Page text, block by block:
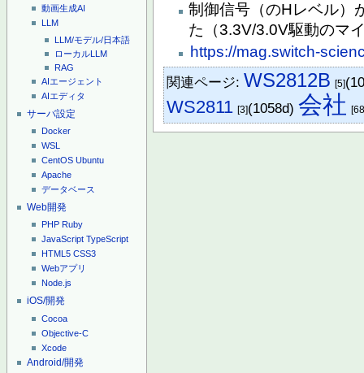
動画生成AI
LLM
LLM/モデル/日本語
ローカルLLM
RAG
AIエージェント
AIエディタ
サーバ設定
Docker
WSL
CentOS Ubuntu
Apache
データベース
Web開発
PHP Ruby
JavaScript TypeScript
HTML5 CSS3
Webアプリ
Node.js
iOS/開発
Cocoa
Objective-C
Xcode
Android/開発
制御信号（のHレベル）
た（3.3V/3.0V駆動のマ
https://mag.switch-
関連ページ: WS2812B [5]
WS2811 [3](1058d)会社